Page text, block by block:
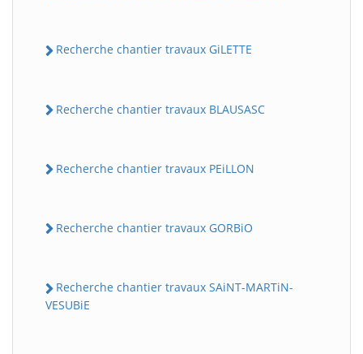
Recherche chantier travaux GiLETTE
Recherche chantier travaux BLAUSASC
Recherche chantier travaux PEiLLON
Recherche chantier travaux GORBiO
Recherche chantier travaux SAiNT-MARTiN-
VESUBiE